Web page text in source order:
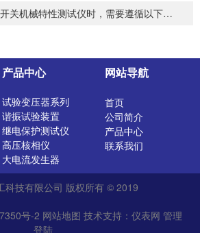
机械特性测试仪时，需要遵循以下注意事项
产品中心
试验变压器系列
谐振试验装置
继电保护测试仪
高压核相仪
大电流发生器
开关特性测试仪
高压发生器
介质损耗测试仪
网站导航
首页
公司简介
产品中心
联系我们
科技有限公司 版权所有 © 2019
号-2 网站地图 技术支持： 仪表网 管理
登陆